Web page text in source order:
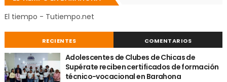
El tiempo - Tutiempo.net
RECIENTES COMENTARIOS
Adolescentes de Clubes de Chicas de
Supérate reciben certificados de formación
técnico-vocacional en Barahona